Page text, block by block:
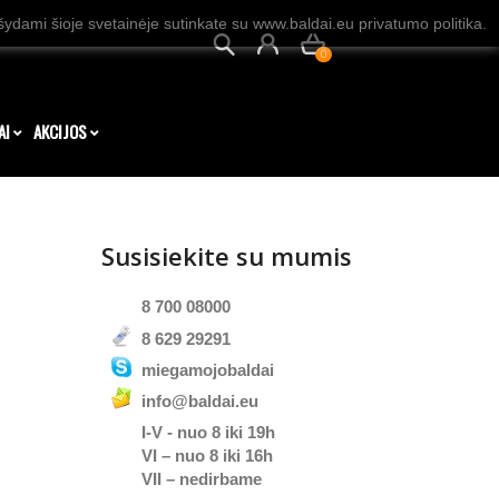
0
AKCIJOS
Susisiekite su mumis
8 700 08000
8 629 29291
miegamojobaldai
info@baldai.eu
I-V - nuo 8 iki 19h
VI – nuo 8 iki 16h
VII – nedirbame
šioje svetainėje sutinkate su www.baldai.eu privatumo politika.